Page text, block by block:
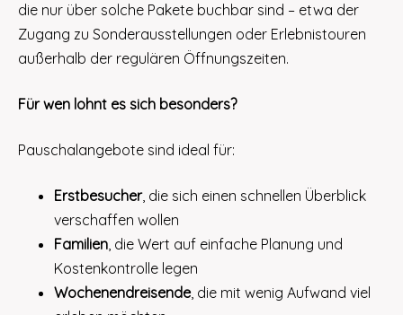
die nur über solche Pakete buchbar sind – etwa der
Zugang zu Sonderausstellungen oder Erlebnistouren
außerhalb der regulären Öffnungszeiten.
Für wen lohnt es sich besonders?
Pauschalangebote sind ideal für:
Erstbesucher, die sich einen schnellen Überblick
verschaffen wollen
Familien, die Wert auf einfache Planung und
Kostenkontrolle legen
Wochenendreisende, die mit wenig Aufwand viel